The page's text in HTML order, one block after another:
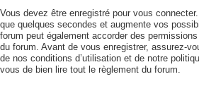
Vous devez être enregistré pour vous
que quelques secondes et augmente vos
forum peut également accorder des
du forum. Avant de vous enregistrer, assurez-
de nos conditions d’utilisation et de notre
vous de bien lire tout le règlement du forum.